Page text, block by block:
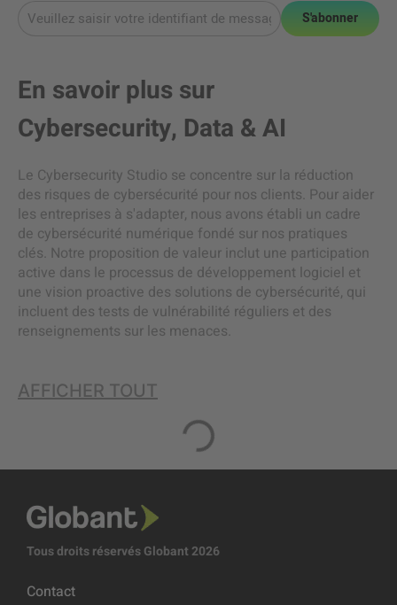
S'abonner
En savoir plus sur
Cybersecurity, Data & AI
Le Cybersecurity Studio se concentre sur la réduction
des risques de cybersécurité pour nos clients. Pour aider
les entreprises à s'adapter, nous avons établi un cadre
de cybersécurité numérique fondé sur nos pratiques
clés. Notre proposition de valeur inclut une participation
active dans le processus de développement logiciel et
une vision proactive des solutions de cybersécurité, qui
incluent des tests de vulnérabilité réguliers et des
renseignements sur les menaces.
AFFICHER TOUT
Tous droits réservés Globant 2026
Contact